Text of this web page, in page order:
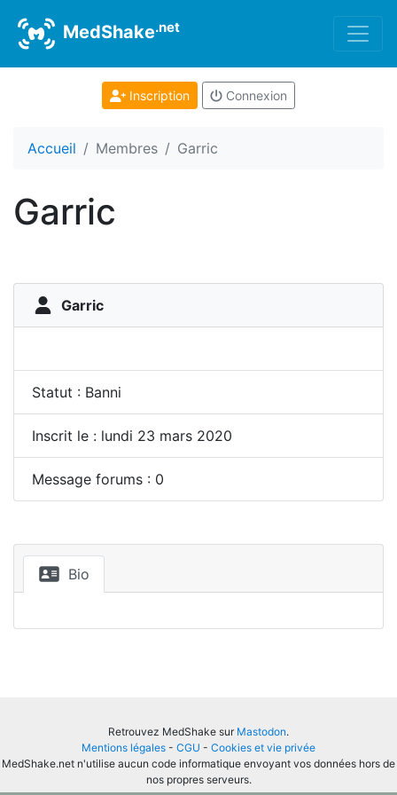
MedShake.net
Inscription Connexion
Accueil Membres Garric
Garric
Garric
Statut : Banni
Inscrit le : lundi 23 mars 2020
Message forums : 0
Bio
Retrouvez MedShake sur Mastodon.
Mentions légales - CGU - Cookies et vie privée
MedShake.net n'utilise aucun code informatique envoyant vos données hors de
nos propres serveurs.